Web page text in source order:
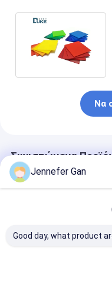
Να
Συνιστώμενα
Jennefer Gan
Good day, what product